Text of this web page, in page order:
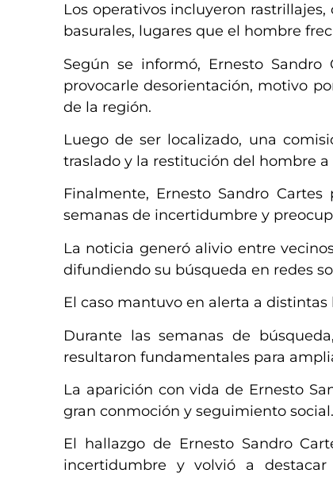
Los operativos incluyeron
basurales, lugares que el hombre
Según se informó, Ernesto
provocarle desorientación, motivo
de la región.
Luego de ser localizado, una
traslado y la restitución del hombre a
Finalmente, Ernesto Sandro
semanas de incertidumbre y
La noticia generó alivio entre
difundiendo su búsqueda en redes
El caso mantuvo en alerta a
Durante las semanas de
resultaron fundamentales para
La aparición con vida de Ernesto
gran conmoción y seguimiento social.
El hallazgo de Ernesto Sandro
incertidumbre y volvió a